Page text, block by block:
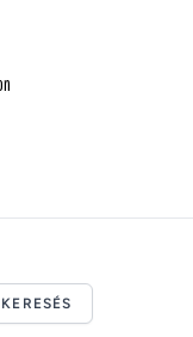
KERESÉS